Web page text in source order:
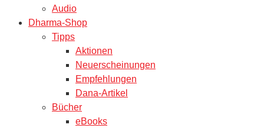
Audio
Dharma-Shop
Tipps
Aktionen
Neuerscheinungen
Empfehlungen
Dana-Artikel
Bücher
eBooks